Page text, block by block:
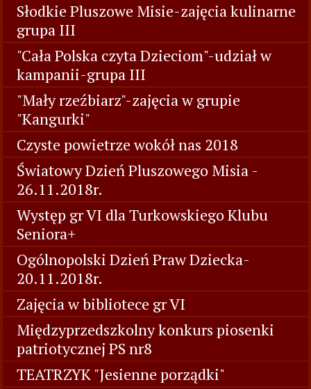
Słodkie Pluszowe Misie-zajęcia kulinarne
grupa III
"Cała Polska czyta Dzieciom"-udział w
kampanii-grupa III
"Mały rzeźbiarz"-zajęcia w grupie
"Kangurki"
Czyste powietrze wokół nas 2018
Światowy Dzień Pluszowego Misia -
26.11.2018r.
Występ gr VI dla Turkowskiego Klubu
Seniora+
Ogólnopolski Dzień Praw Dziecka-
20.11.2018r.
Zajęcia w bibliotece gr VI
Międzyprzedszkolny konkurs piosenki
patriotycznej PS nr8
TEATRZYK "Jesienne porządki"